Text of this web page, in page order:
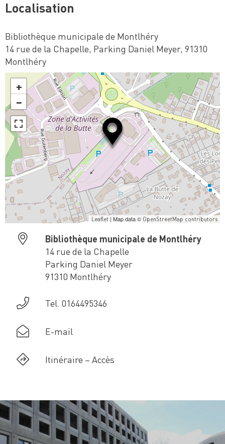
Localisation
Bibliothèque municipale de Montlhéry
14 rue de la Chapelle, Parking Daniel Meyer, 91310
Montlhéry
+
−
Leaflet | Map data © OpenStreetMap contributors
Bibliothèque municipale de Montlhéry
14 rue de la Chapelle
Parking Daniel Meyer
91310 Montlhéry
Tel. 0164495346
E-mail
Itinéraire – Accès